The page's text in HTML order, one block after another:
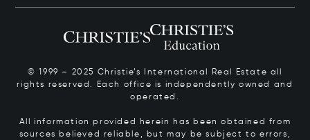
© 1999 – 2025 Christie’s International Real Estate all
rights reserved. Each office is independently owned and
operated.
All information provided herein has been obtained from
sources believed reliable, but may be subject to errors,